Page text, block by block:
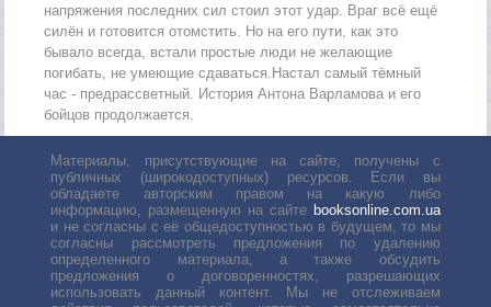
напряжения последних сил стоил этот удар. Враг всё ещё
силён и готовится отомстить. Но на его пути, как это
бывало всегда, встали простые люди не желающие
погибать, не умеющие сдаваться.Настал самый тёмный
час - предрассветный. История Антона Варламова и его
бойцов продолжается.
Материалы, присутствующие на сайте, получены с
публичных (широкодоступных) ресурсов. Если вы
обладаете авторским правом на какую либо
информацию, размещенную на сайте booksonline.com.ua
и не согласны с её общедоступностью в будущем, то мы
согласны рассмотреть предложения по удалению
определенного материала, а также обсудить
предложения о договоренностях, разрешающих
использовать данный контент. Мы не отслеживаем